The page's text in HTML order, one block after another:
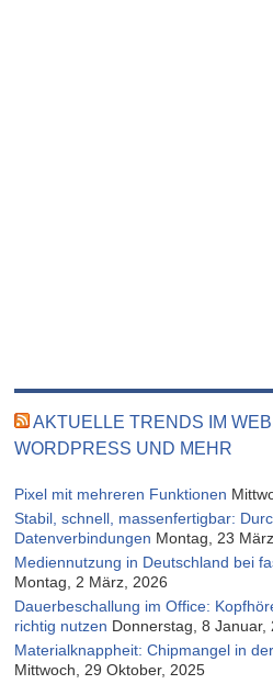
AKTUELLE TRENDS IM
WORDPRESS UND MEHR
Pixel mit mehreren Funktionen
Stabil, schnell, massenfertigbar:
Datenverbindungen Montag, 23
Mediennutzung in Deutschland bei
Montag, 2 März, 2026
Dauerbeschallung im Office:
richtig nutzen Donnerstag, 8 Januar,
Materialknappheit: Chipmangel in
Mittwoch, 29 Oktober, 2025